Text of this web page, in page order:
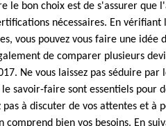
le bon choix est de s'assurer que
nécessaires. En vérifiant
vous pouvez vous faire une idée
de comparer plusieurs
Ne vous laissez pas séduire par
savoir-faire sont essentiels pour
à discuter de vos attentes et à
comprend bien vos besoins. En